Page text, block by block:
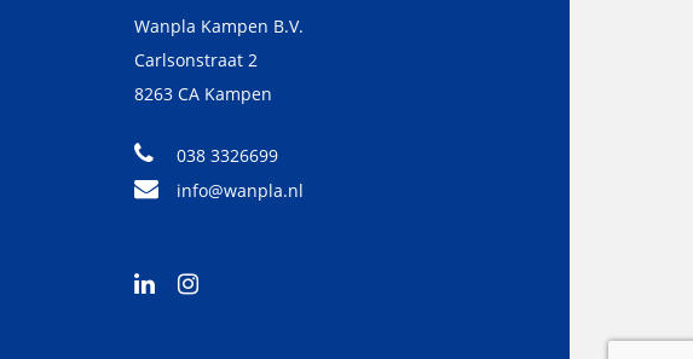
Wanpla Kampen B.V.
Carlsonstraat 2
8263 CA Kampen
038 3326699
info@wanpla.nl